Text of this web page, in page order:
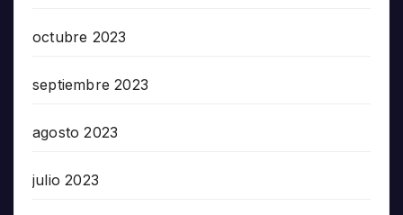
octubre 2023
septiembre 2023
agosto 2023
julio 2023